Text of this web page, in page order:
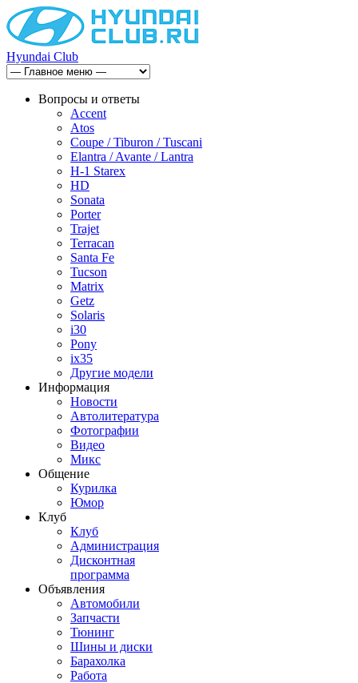
Hyundai Club
Вопросы и ответы
Accent
Atos
Coupe / Tiburon / Tuscani
Elantra / Avante / Lantra
H-1 Starex
HD
Sonata
Porter
Trajet
Terracan
Santa Fe
Tucson
Matrix
Getz
Solaris
i30
Pony
ix35
Другие модели
Информация
Новости
Автолитература
Фотографии
Видео
Микс
Общение
Курилка
Юмор
Клуб
Клуб
Администрация
Дисконтная
программа
Объявления
Автомобили
Запчасти
Тюнинг
Шины и диски
Барахолка
Работа